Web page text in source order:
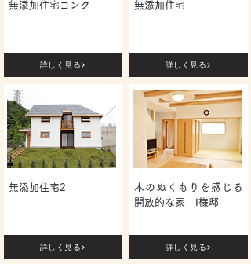
無添加住宅コンク
詳しく見る
無添加住宅2
詳しく見る
無添加住宅
詳しく見る
木のぬくもりを感じる
開放的な家 I様邸
詳しく見る